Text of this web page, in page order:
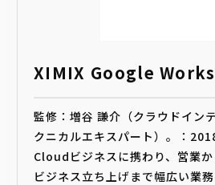
XIMIX Google
監修：増谷 謙介（クラウドイン
クニカルエキスパート）。：
Cloudビジネスに携わり、営業か
ビジネス立ち上げまで幅広い業